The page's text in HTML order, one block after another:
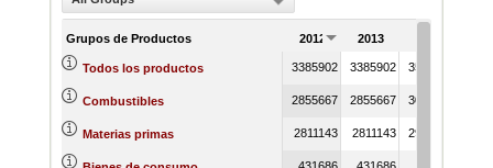
Grupos de Productos 2012 2013
Todos los productos 3385902 3385902 3579140
Combustibles 2855667 2855667 3045196
Materias primas 2811143 2811143 2992954
431686 431686